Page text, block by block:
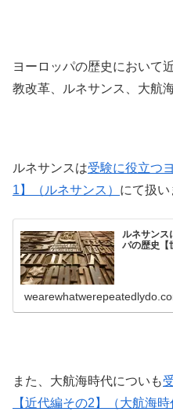
ヨーロッパの歴史において
教改革、ルネサンス、大航
ルネサンスは受験に役立つ
1】（ルネサンス） にて扱い
ルネサンス
パの歴史【
また、大航海時代についも
【近代編その2】（大航海時